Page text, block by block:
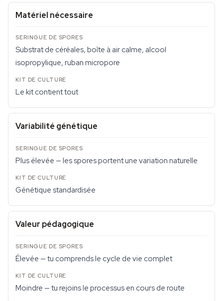
Matériel nécessaire
Substrat de céréales, boîte à air calme, alcool
isopropylique, ruban micropore
Le kit contient tout
Variabilité génétique
Plus élevée — les spores portent une variation naturelle
Génétique standardisée
Valeur pédagogique
Élevée — tu comprends le cycle de vie complet
Moindre — tu rejoins le processus en cours de route